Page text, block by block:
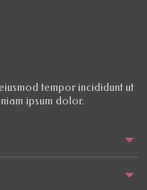
tempor incididunt ut
ipsum dolor.